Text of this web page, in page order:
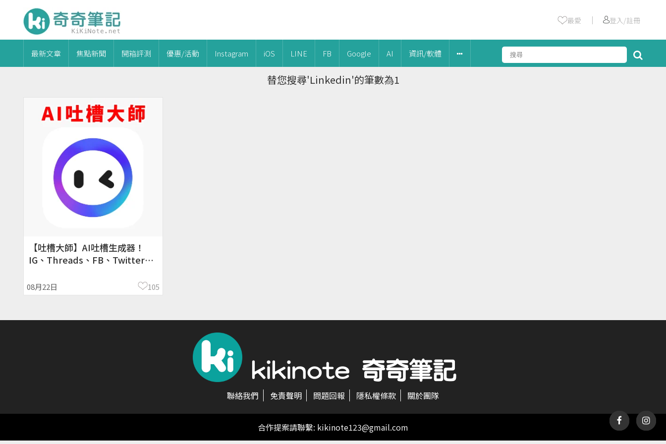
最愛 ｜ 登入/註冊
最新文章 焦點新聞 開箱評測 優惠/活動 Instagram iOS LINE FB Google AI 資訊/軟體
替您搜尋'Linkedin'的筆數為1
【吐槽大師】AI吐槽生成器！
IG、Threads、FB、Twitter都
08月22日 105
聯絡我們 免責聲明 問題回報 隱私權條款 關於團隊
合作提案請聯繫: kikinote123@gmail.com